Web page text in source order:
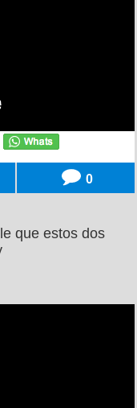
0
que estos dos